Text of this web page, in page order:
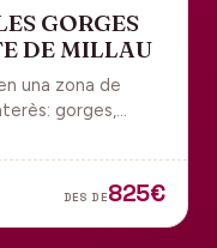
GORGES
DE MILLAU
una zona de
gorges,
DES DE825€